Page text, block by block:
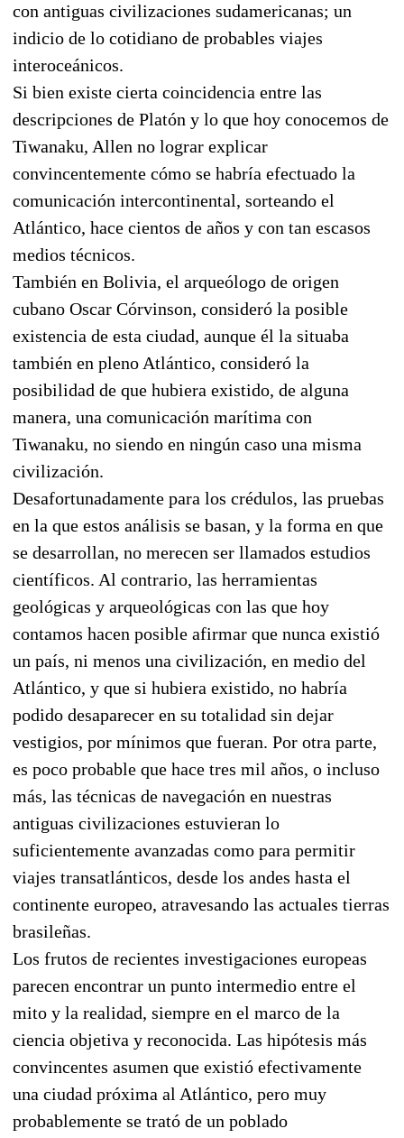
con antiguas civilizaciones sudamericanas; un
indicio de lo cotidiano de probables viajes
interoceánicos.
Si bien existe cierta coincidencia entre las
descripciones de Platón y lo que hoy conocemos de
Tiwanaku, Allen no lograr explicar
convincentemente cómo se habría efectuado la
comunicación intercontinental, sorteando el
Atlántico, hace cientos de años y con tan escasos
medios técnicos.
También en Bolivia, el arqueólogo de origen
cubano Oscar Córvinson, consideró la posible
existencia de esta ciudad, aunque él la situaba
también en pleno Atlántico, consideró la
posibilidad de que hubiera existido, de alguna
manera, una comunicación marítima con
Tiwanaku, no siendo en ningún caso una misma
civilización.
Desafortunadamente para los crédulos, las pruebas
en la que estos análisis se basan, y la forma en que
se desarrollan, no merecen ser llamados estudios
científicos. Al contrario, las herramientas
geológicas y arqueológicas con las que hoy
contamos hacen posible afirmar que nunca existió
un país, ni menos una civilización, en medio del
Atlántico, y que si hubiera existido, no habría
podido desaparecer en su totalidad sin dejar
vestigios, por mínimos que fueran. Por otra parte,
es poco probable que hace tres mil años, o incluso
más, las técnicas de navegación en nuestras
antiguas civilizaciones estuvieran lo
suficientemente avanzadas como para permitir
viajes transatlánticos, desde los andes hasta el
continente europeo, atravesando las actuales tierras
brasileñas.
Los frutos de recientes investigaciones europeas
parecen encontrar un punto intermedio entre el
mito y la realidad, siempre en el marco de la
ciencia objetiva y reconocida. Las hipótesis más
convincentes asumen que existió efectivamente
una ciudad próxima al Atlántico, pero muy
probablemente se trató de un poblado